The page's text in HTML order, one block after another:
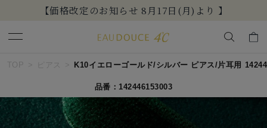
【価格改定のお知らせ 8月17日(月)より 】
キーワードで検索する
人気検索キーワード
TOP K10イエローゴールド/シルバー ピアス/片耳用
品番：142446153003